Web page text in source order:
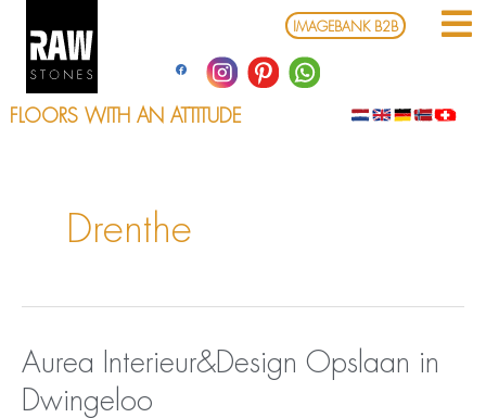
inhoud
IMAGEBANK B2B
FLOORS WITH AN ATTITUDE
Drenthe
Aurea Interieur&Design Opslaan in
Dwingeloo
Aurea
Interieur&Design
Opslaan
in
Dwingeloo